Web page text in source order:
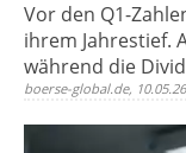
Vor den Q1-
ihrem Jahrestief.
während die
boerse-global.de,